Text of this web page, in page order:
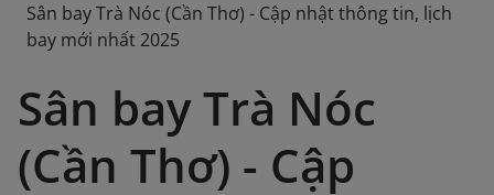
Sân bay Trà Nóc (Cần Thơ) - Cập nhật thông tin, lịch
bay mới nhất 2025
Sân bay Trà Nóc
(Cần Thơ) - Cập